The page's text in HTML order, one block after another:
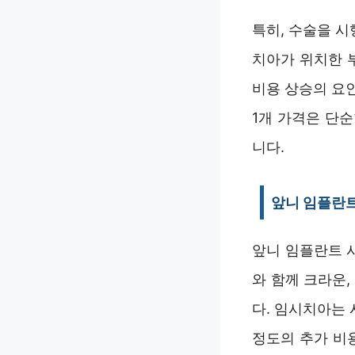
특히, 수술을
치아가 위치한
비용 상승의 요
1개 가격은 단
니다.
앞니 임플란
앞니 임플란트
와 함께 크라운
다. 임시치아는
정도의 추가 비